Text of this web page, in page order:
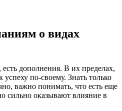
о видах
дополнения. В их пределах,
по-своему. Знать только
важно понимать, что есть еще
сильно оказывают влияние в